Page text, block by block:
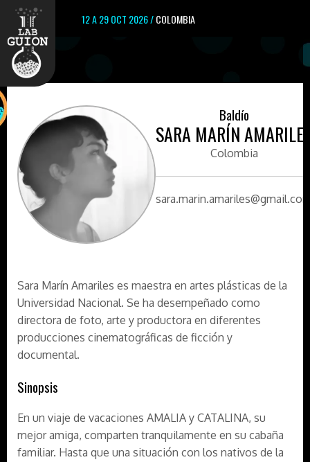
12 A 29 OCT 2026 /COLOMBIA
Baldío
SARA MARÍN
Colombia
Sara Marín Amariles es maestra en artes plásticas de la
Universidad Nacional. Se ha desempeñado como
directora de foto, arte y productora en diferentes
producciones cinematográficas de ficción y
documental.
Sinopsis
En un viaje de vacaciones AMALIA y CATALINA, su
mejor amiga, comparten tranquilamente en su cabaña
familiar. Hasta que una situación con los nativos de la